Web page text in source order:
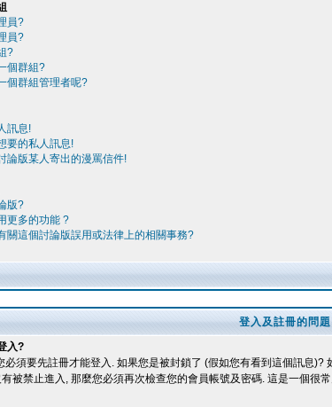
員?
員?
?
個群組?
個群組管理者呢?
訊息!
要的私人訊息!
論版某人寄出的漫罵信件!
版?
更多的功能 ?
關這個討論版誤用或法律上的相關事務?
登入及註冊的問題
入?
必須要先註冊才能登入. 如果您是被封鎖了 (假如您有看到這個訊息)?
被禁止進入, 那麼您必須再次檢查您的會員帳號及密碼. 這是一個很